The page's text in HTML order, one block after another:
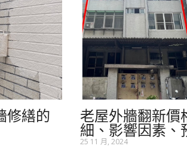
修繕的 老屋外牆翻新價
細、影響因素、
25 11 月, 2024